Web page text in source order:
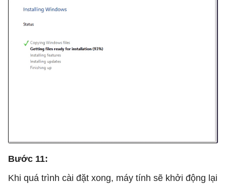
Bước 11:
Khi quá trình cài đặt xong, máy tính sẽ khởi động lại